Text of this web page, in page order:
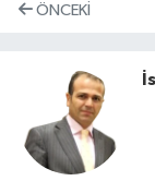
ÖNCEKI